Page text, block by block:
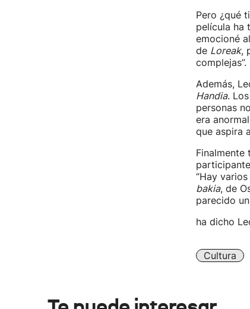
Pero ¿qué
película ha
emocioné
de Loreak,
complejas”.
Además,
Handia.
personas
era
que aspira
“Hay
bakia, de
parecido
ha dicho
Cultura